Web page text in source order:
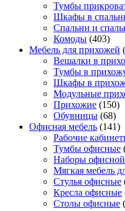
Тумбы
Шкафы в
Спальни и
Комоды (403)
Мебель для прихожей
Вешалки в
Тумбы в
Шкафы в
Модульные
Прихожие (150)
Обувницы (68)
Офисная мебель (141)
Рабочие
Тумбы офисные
Наборы
Мягкая мебель
Стулья офисные
Кресла офисные
Столы офисные